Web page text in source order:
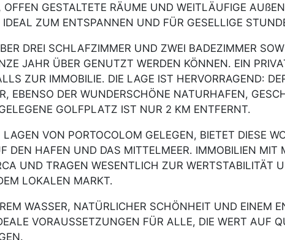
GESTALTETE RÄUME UND WEITLÄUFIGE
ZUM ENTSPANNEN UND FÜR GESELLIGE
DREI SCHLAFZIMMER UND ZWEI BADEZIMMER
JAHR ÜBER GENUTZT WERDEN KÖNNEN. EIN
ZUR IMMOBILIE. DIE LAGE IST HERVORRAGEND:
EBENSO DER WUNDERSCHÖNE NATURHAFEN,
GOLFPLATZ IST NUR 2 KM ENTFERNT.
LAGEN VON PORTOCOLOM GELEGEN, BIETET DIESE
DEN HAFEN UND DAS MITTELMEER. IMMOBILIEN MIT
UND TRAGEN WESENTLICH ZUR WERTSTABILITÄT
LOKALEN MARKT.
WASSER, NATÜRLICHER SCHÖNHEIT UND EINEM
VORAUSSETZUNGEN FÜR ALLE, DIE WERT AUF